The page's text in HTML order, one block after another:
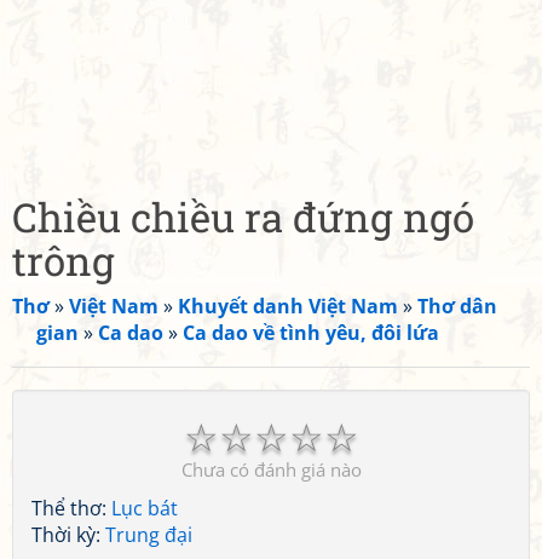
Chiều chiều ra đứng ngó
trông
Thơ»Việt Nam » Khuyết danh Việt Nam »Thơ dân
gian » Ca dao» Ca dao về tình yêu, đôi lứa
☆
☆
☆
☆
☆
Chưa có đánh giá nào
Thể thơ: Lục bát
Thời kỳ: Trung đại